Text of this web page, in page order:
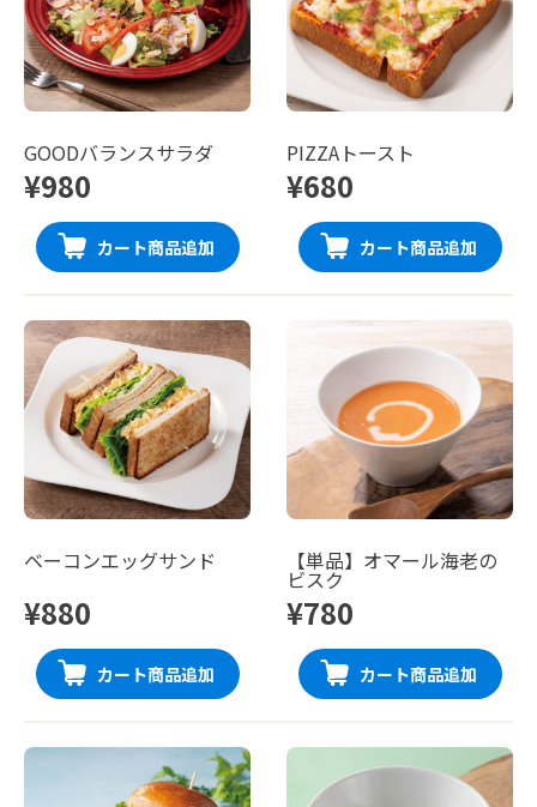
GOODバランスサラダ
¥980
カート商品追加
PIZZAトースト
¥680
カート商品追加
ベーコンエッグサンド
¥880
カート商品追加
【単品】オマール海老の
ビスク
¥780
カート商品追加